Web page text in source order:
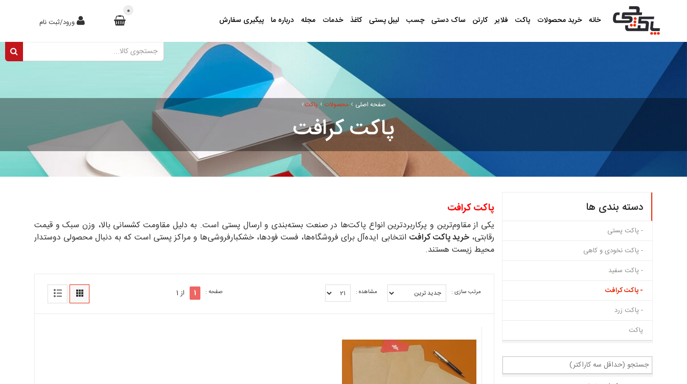
خانه خرید محصولات پاکت فلایر کارتن ساک دستی چسب لیبل پستی کاغذ خدمات مجله درباره ما پیگیری سفارش ورود/ثبت نام
0
صفحه اصلی › محصولات › پاکت›
پاکت کرافت
پاکت کرافت
یکی از مقاوم‌ترین و پرکاربردترین انواع پاکت‌ها در صنعت بسته‌بندی و ارسال پستی است. به دلیل مقاومت کشسانی بالا، وزن سبک و قیمت
رقابتی،خرید پاکت کرافت انتخابی ایده‌آل برای فروشگاه‌ها، فست فودها، خشکبارفروشی‌ها و مراکز پستی است که به دنبال محصولی دوستدار
محیط زیست هستند.
مرتب سازی : مشاهده : صفحه : 1 از 1
دسته بندی ها
- پاکت پستی
- پاکت نخودی و کاهی
- پاکت سفید
- پاکت کرافت
- پاکت زرد
پاکت